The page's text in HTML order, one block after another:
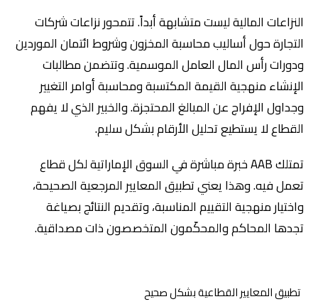
النزاعات المالية ليست متشابهة أبداً. تتمحور نزاعات شركات
التجارة حول أساليب محاسبة المخزون وشروط ائتمان الموردين
ودورات رأس المال العامل الموسمية. وتتضمن مطالبات
الإنشاء منهجية القيمة المكتسبة ومحاسبة أوامر التغيير
وجداول الإفراج عن المبالغ المحتجزة. والخبير الذي لا يفهم
القطاع لا يستطيع تحليل الأرقام بشكل سليم.
تمتلك AAB خبرة مباشرة في السوق الإماراتية لكل قطاع
تعمل فيه. وهذا يعني تطبيق المعايير المرجعية الصحيحة،
واختيار منهجية التقييم المناسبة، وتقديم النتائج بصياغة
تجدها المحاكم والمحكّمون المتخصصون ذات مصداقية.
تطبيق المعايير القطاعية بشكل صحيح